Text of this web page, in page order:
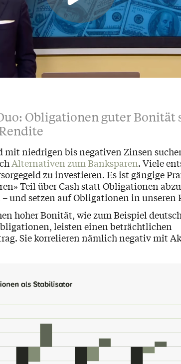
Obligationen guter Bonität
mit niedrigen bis negativen Zinsen
Alternativen zum Banksparen. Viele
zu investieren. Es ist gängige
Teil über Cash statt Obligationen
und setzen auf Obligationen in unseren
hoher Bonität, wie zum Beispiel
leisten einen beträchtlichen
Sie korrelieren nämlich negativ mit